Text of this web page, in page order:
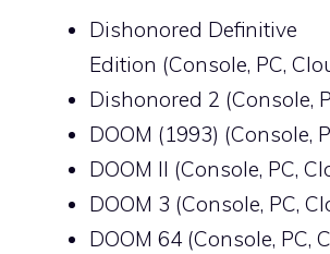
Dishonored Definitive
Edition (Console, PC,
Dishonored 2 (Console,
DOOM (1993) (Console,
DOOM II (Console, PC,
DOOM 3 (Console, PC,
DOOM 64 (Console, PC,